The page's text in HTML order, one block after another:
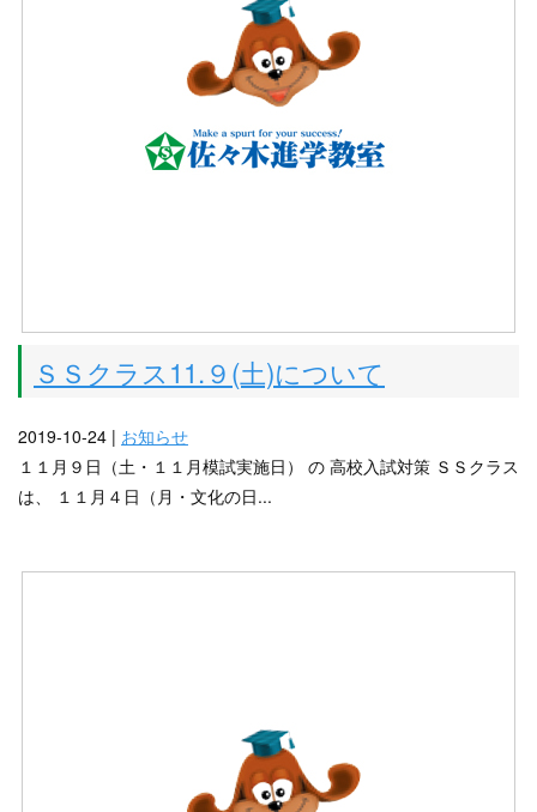
ＳＳクラス11.９(土)について
2019-10-24 | お知らせ
１１月９日（土・１１月模試実施日） の 高校入試対策 ＳＳクラス
は、 １１月４日（月・文化の日...